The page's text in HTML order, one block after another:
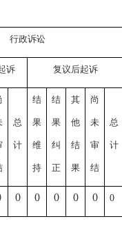
行政诉讼
诉 复议后起诉
总
计
结
果
维
持
结
果
纠
正
其
他
结
果
尚
未
审
结
总
计
0 0 0 0 0 0